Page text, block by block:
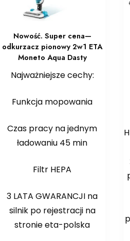
Nowość. Super cena—
odkurzacz pionowy 2w1 ETA
Moneto Aqua Dasty
Najważniejsze cechy:
Funkcja mopowania
Czas pracy na jednym
ładowaniu 45 min
Filtr HEPA
3 LATA GWARANCJI na
silnik po rejestracji na
stronie eta-polska